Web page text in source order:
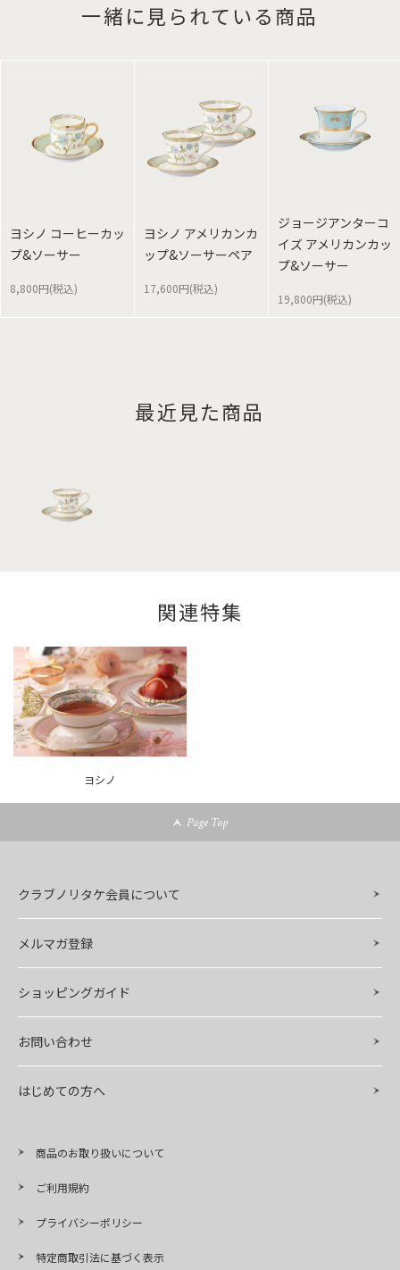
一緒に見られている商品
ヨシノ コーヒーカッ
プ&ソーサー
8,800円(税込)
ヨシノ アメリカンカ
ップ&ソーサーペア
17,600円(税込)
ジョージアンターコ
イズ アメリカンカッ
プ&ソーサー
19,800円(税込)
最近見た商品
関連特集
ヨシノ
Page Top
クラブノリタケ会員について
メルマガ登録
ショッピングガイド
お問い合わせ
はじめての方へ
商品のお取り扱いについて
ご利用規約
プライバシーポリシー
特定商取引法に基づく表示